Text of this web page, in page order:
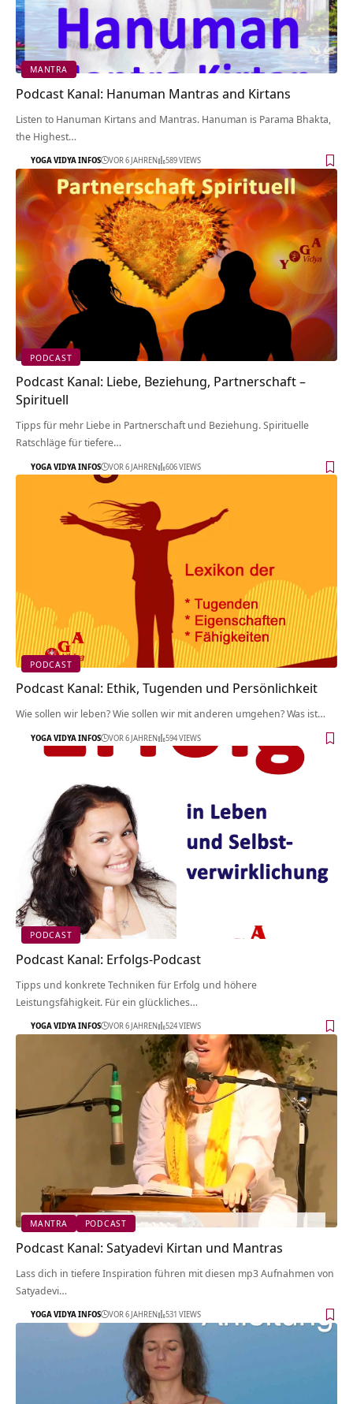
MANTRA
Podcast Kanal: Hanuman Mantras and Kirtans
Listen to Hanuman Kirtans and Mantras. Hanuman is Parama Bhakta,
the Highest…
YOGA VIDYA INFOS VOR 6 JAHREN 589 VIEWS
PODCAST
Podcast Kanal: Liebe, Beziehung, Partnerschaft –
Spirituell
Tipps für mehr Liebe in Partnerschaft und Beziehung. Spirituelle
Ratschläge für tiefere…
YOGA VIDYA INFOS VOR 6 JAHREN 606 VIEWS
PODCAST
Podcast Kanal: Ethik, Tugenden und Persönlichkeit
Wie sollen wir leben? Wie sollen wir mit anderen umgehen? Was ist…
YOGA VIDYA INFOS VOR 6 JAHREN 594 VIEWS
PODCAST
Podcast Kanal: Erfolgs-Podcast
Tipps und konkrete Techniken für Erfolg und höhere
Leistungsfähigkeit. Für ein glückliches…
YOGA VIDYA INFOS VOR 6 JAHREN 524 VIEWS
MANTRA PODCAST
Podcast Kanal: Satyadevi Kirtan und Mantras
Lass dich in tiefere Inspiration führen mit diesen mp3 Aufnahmen von
Satyadevi…
YOGA VIDYA INFOS VOR 6 JAHREN 531 VIEWS